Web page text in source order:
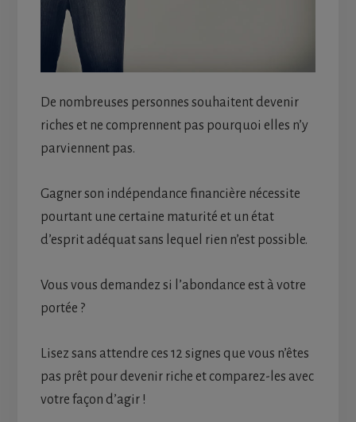
De nombreuses personnes souhaitent devenir
riches et ne comprennent pas pourquoi elles n’y
parviennent pas.
Gagner son indépendance financière nécessite
pourtant une certaine maturité et un état
d’esprit adéquat sans lequel rien n’est possible.
Vous vous demandez si l’abondance est à votre
portée ?
Lisez sans attendre ces 12 signes que vous n’êtes
pas prêt pour devenir riche et comparez-les avec
votre façon d’agir !